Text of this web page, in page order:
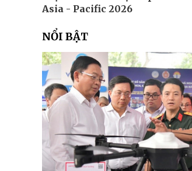
Asia - Pacific 2026
NỔI BẬT